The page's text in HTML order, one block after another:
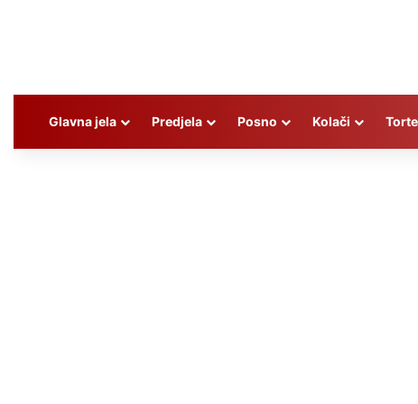
Glavna jela Predjela Posno Kolači Torte